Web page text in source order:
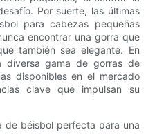
Por suerte, las últimas
para cabezas pequeñas
encontrar una gorra que
también sea elegante. En
diversa gama de gorras de
disponibles en el mercado
clave que impulsan su
de béisbol perfecta para una